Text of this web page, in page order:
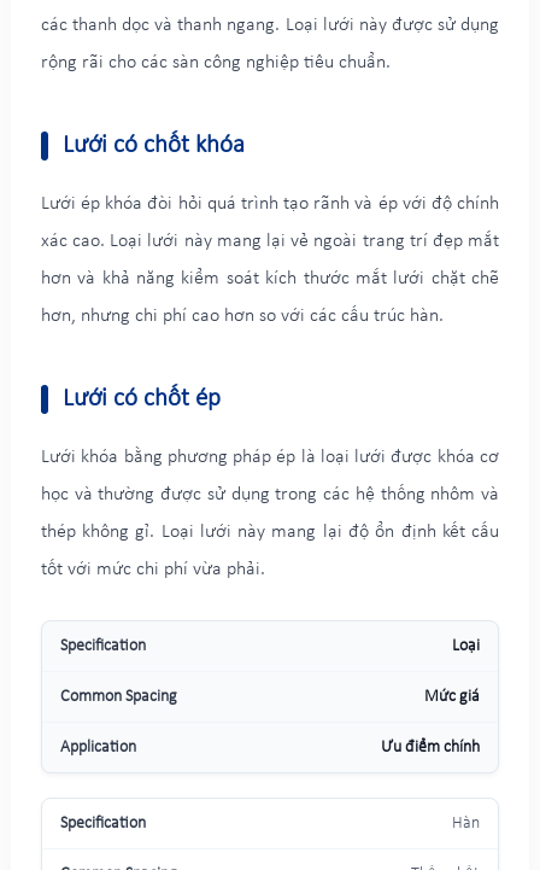
các thanh dọc và thanh ngang. Loại lưới này được sử dụng
rộng rãi cho các sàn công nghiệp tiêu chuẩn.
Lưới có chốt khóa
Lưới ép khóa đòi hỏi quá trình tạo rãnh và ép với độ chính
xác cao. Loại lưới này mang lại vẻ ngoài trang trí đẹp mắt
hơn và khả năng kiểm soát kích thước mắt lưới chặt chẽ
hơn, nhưng chi phí cao hơn so với các cấu trúc hàn.
Lưới có chốt ép
Lưới khóa bằng phương pháp ép là loại lưới được khóa cơ
học và thường được sử dụng trong các hệ thống nhôm và
thép không gỉ. Loại lưới này mang lại độ ổn định kết cấu
tốt với mức chi phí vừa phải.
Loại
Mức giá
Ưu điểm chính
Hàn